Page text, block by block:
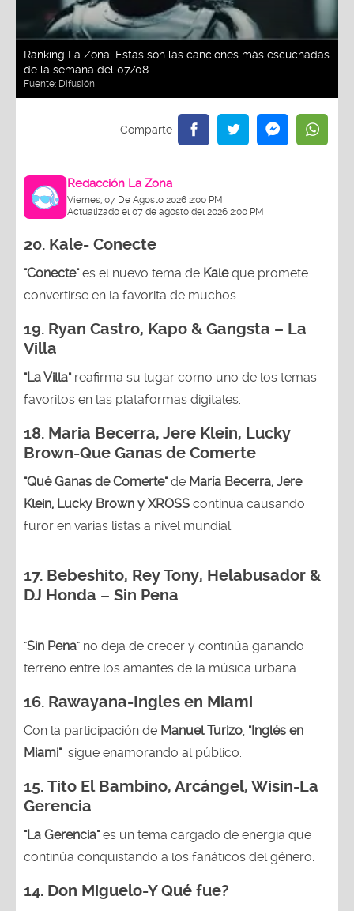
Ranking La Zona: Estas son las canciones más escuchadas
de la semana del 07/08
Fuente: Difusión
Redacción La Zona
Viernes, 07 De Agosto 2026 2:00 PM
Actualizado el 07 de agosto del 2026 2:00 PM
20. Kale- Conecte
"Conecte"es el nuevo tema de Kaleque promete
convertirse en la favorita de muchos.
19. Ryan Castro, Kapo & Gangsta – La
Villa
"La Villa"reafirma su lugar como uno de los temas
favoritos en las plataformas digitales.
18. Maria Becerra, Jere Klein, Lucky
Brown-Que Ganas de Comerte
"Qué Ganas de Comerte"de María Becerra, Jere
Klein, Lucky Brown y XROSS continúa causando
furor en varias listas a nivel mundial.
17. Bebeshito, Rey Tony, Helabusador &
DJ Honda – Sin Pena
"Sin Pena" no deja de crecer y continúa ganando
terreno entre los amantes de la música urbana.
16. Rawayana-Ingles en Miami
Con la participación de Manuel Turizo "Inglés en
Miami"sigue enamorando al público.
15. Tito El Bambino, Arcángel, Wisin-La
Gerencia
"La Gerencia"es un tema cargado de energía que
continúa conquistando a los fanáticos del género.
14. Don Miguelo-Y Qué fue?